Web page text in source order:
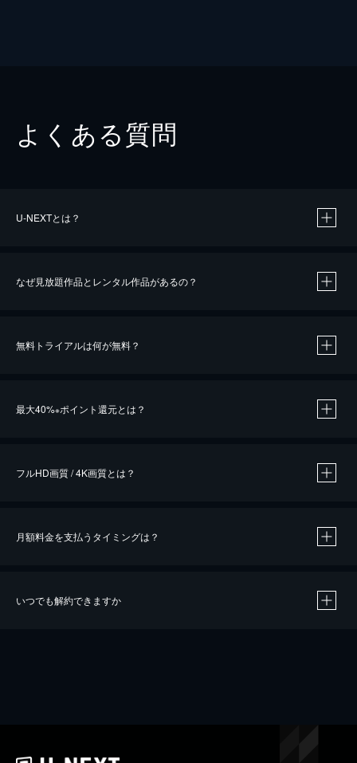
よくある質問
U-NEXTとは？
なぜ見放題作品とレンタル作品があるの？
無料トライアルは何が無料？
最大40%※ポイント還元とは？
※40％ポイント還元の対象は、クレジットカード決済による作品の購入 / レンタルです。
iOSアプリのUコイン決済による作品の購入 / レンタルは、20％のポイント還元です。
フルHD画質 / 4K画質とは？
月額料金を支払うタイミングは？
いつでも解約できますか